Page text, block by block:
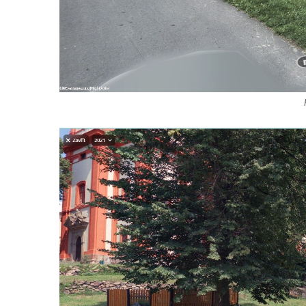
Křížová cesta Fukov (Fugau), 1881
Křížová cesta Janov nad Nisou
Křížová cesta Bedřichov
Křížová cesta na Kotelském vrchu
Křížová cesta Velký Šenov
Křížová cesta u kláštera St. Marienthal
Křížová cesta Sedmi bolestí Panny Marie v
Klášterci nad Ohří
Křížová cesta Most
Památník Brána svobody před kostelem
svatého Jáchyma v Jáchymově
Obraz Svaté rodiny u Olivetské kaple
křížové cesty v Kamenickém Šenově
Kříž u Olivetské kaple křížové cesty v